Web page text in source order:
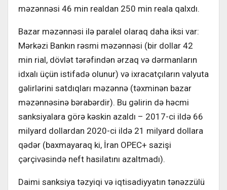
məzənnəsi 46 min realdan 250 min reala qalxdı.
Bazar məzənnəsi ilə paralel olaraq daha iksi var:
Mərkəzi Bankın rəsmi məzənnəsi (bir dollar 42
min rial, dövlət tərəfindən ərzaq və dərmanların
idxalı üçün istifadə olunur) və ixracatçıların valyuta
gəlirlərini satdıqları məzənnə (təxminən bazar
məzənnəsinə bərabərdir). Bu gəlirin də həcmi
sanksiyalara görə kəskin azaldı – 2017-ci ildə 66
milyard dollardan 2020-ci ildə 21 milyard dollara
qədər (baxmayaraq ki, İran OPEC+ sazişi
çərçivəsində neft hasilatını azaltmadı).
Daimi sanksiya təzyiqi və iqtisadiyyatın tənəzzülü